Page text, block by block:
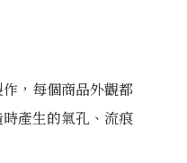
，每個商品外觀都
產生的氣孔、流痕